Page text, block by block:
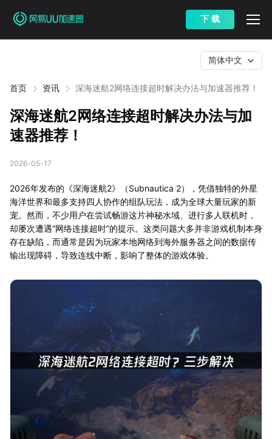
下 载
首页 资讯 深海迷航2网络连接超时解决办法与加速器推荐！
简体中文
深海迷航2网络连接超时解决办法与加
速器推荐！
2026-05-17
2026年发布的《深海迷航2》（Subnautica 2），凭借独特的外星
海洋世界和最多支持四人协作的组队玩法，成为全球大量玩家的新
宠。然而，不少用户在尝试畅游这片神秘水域、进行多人联机时，
却屡次遭遇“网络连接超时”的提示。这类问题大多并非游戏机制本身
存在缺陷，而通常是因为玩家本地网络到海外服务器之间的数据传
输出现障碍，导致连线中断，影响了整体的游戏体验。